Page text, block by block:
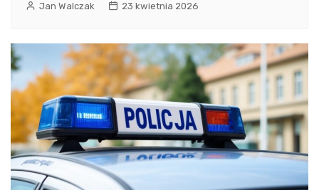
Jan Walczak 23 kwietnia 2026